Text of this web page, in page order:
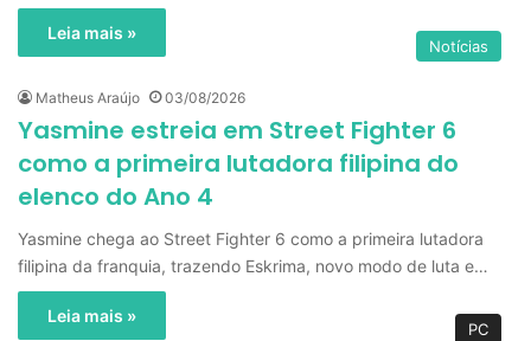
Leia mais »
Notícias
Matheus Araújo 03/08/2026
Yasmine estreia em Street Fighter 6
como a primeira lutadora filipina do
elenco do Ano 4
Yasmine chega ao Street Fighter 6 como a primeira lutadora
filipina da franquia, trazendo Eskrima, novo modo de luta e…
Leia mais »
PC